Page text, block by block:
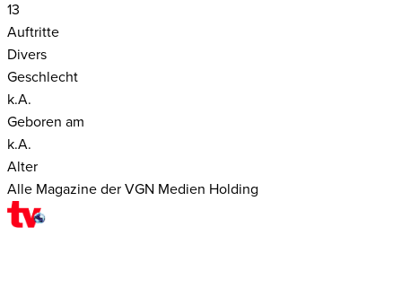
13
Auftritte
Divers
Geschlecht
k.A.
Geboren am
k.A.
Alter
Alle Magazine der VGN Medien Holding